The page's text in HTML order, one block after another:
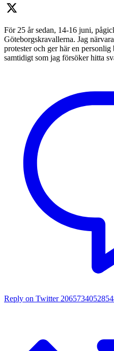
För 25 år sedan, 14-16 juni,
Göteborgskravallerna. Jag närvarade under dessa antikapitalistiska
protester och ger här en
samtidigt som jag försöker hitta
Reply on Twitter